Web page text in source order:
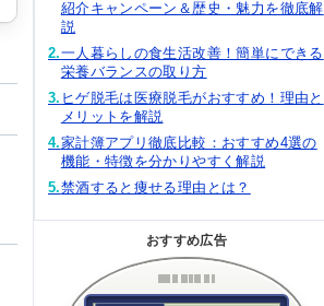
紹介キャンペーン＆歴史・魅力を徹底解
説
2.一人暮らしの食生活改善！簡単にできる
栄養バランスの取り方
3. ヒゲ脱毛は医療脱毛がおすすめ！理由と
メリットを解説
4.家計簿アプリ徹底比較：おすすめ4選の
機能・特徴を分かりやすく解説
5.禁酒すると痩せる理由とは？
おすすめ広告